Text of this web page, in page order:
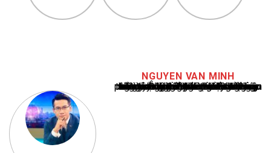
NGUYEN VAN MINH
Nguyễn Văn Minh là một trong những chuyên gia hàng đầu về báo cáo tin tức thể thao tại Việt Nam, với hơn 10 năm hoạt động trong ngành. Ông có kiến thức sâu rộng và kinh nghiệm đáng kể trong việc phân tích và báo cáo về các sự kiện thể thao hàng đầu. Sự hiểu biết sâu sắc của ông về ngành này đã giúp ông xây dựng uy tín và danh tiếng trong cộng đồng báo chí thể thao.